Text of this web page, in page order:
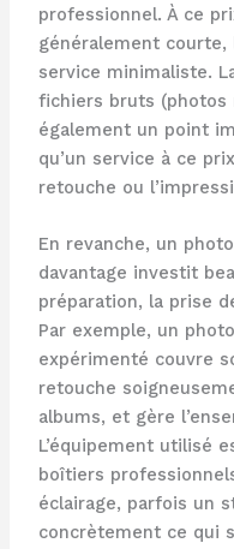
professionnel. À ce
généralement
service minimaliste.
fichiers bruts (photos
également un point
qu’un service à ce
retouche ou
En revanche, un
davantage investit
préparation, la prise
Par exemple, un
expérimenté couvre
retouche
albums, et gère
L’équipement utilisé
boîtiers
éclairage, parfois un
concrètement ce qui